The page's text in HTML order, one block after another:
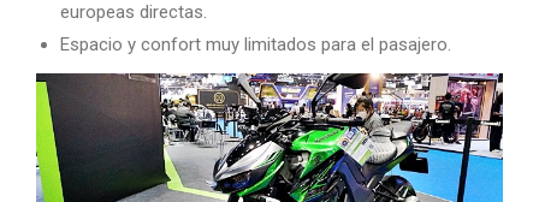
europeas directas.
Espacio y confort muy limitados para el pasajero.